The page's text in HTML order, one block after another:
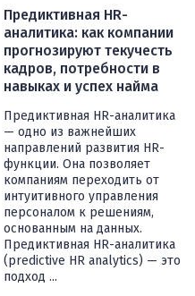
Предиктивная HR-
аналитика: как компании
прогнозируют текучесть
кадров, потребности в
навыках и успех найма
Предиктивная HR-аналитика
— одно из важнейших
направлений развития HR-
функции. Она позволяет
компаниям переходить от
интуитивного управления
персоналом к решениям,
основанным на данных.
Предиктивная HR-аналитика
(predictive HR analytics) — это
подход ...